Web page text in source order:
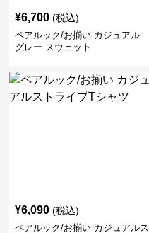
¥6,700 (税込)
ペアルック/お揃い カジュアル
グレー スウェット
¥6,090 (税込)
ペアルック/お揃い カジュアルス